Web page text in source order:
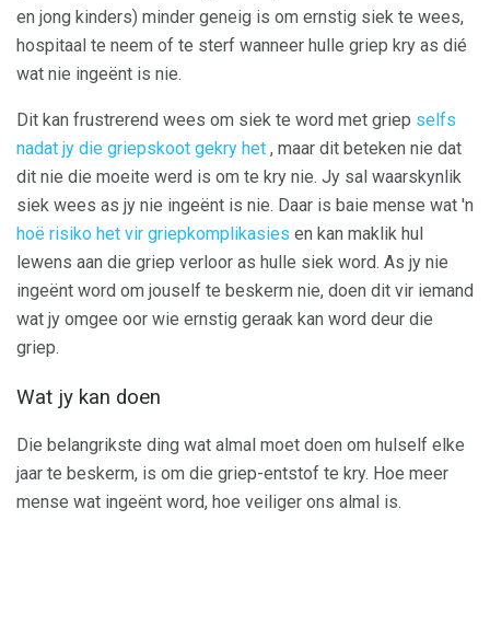
en jong kinders) minder geneig is om ernstig siek te wees,
hospitaal te neem of te sterf wanneer hulle griep kry as dié
wat nie ingeënt is nie.
Dit kan frustrerend wees om siek te word met griep selfs
nadat jy die griepskoot gekry het , maar dit beteken nie dat
dit nie die moeite werd is om te kry nie. Jy sal waarskynlik
siek wees as jy nie ingeënt is nie. Daar is baie mense wat 'n
hoë risiko het vir griepkomplikasies en kan maklik hul
lewens aan die griep verloor as hulle siek word. As jy nie
ingeënt word om jouself te beskerm nie, doen dit vir iemand
wat jy omgee oor wie ernstig geraak kan word deur die
griep.
Wat jy kan doen
Die belangrikste ding wat almal moet doen om hulself elke
jaar te beskerm, is om die griep-entstof te kry. Hoe meer
mense wat ingeënt word, hoe veiliger ons almal is.